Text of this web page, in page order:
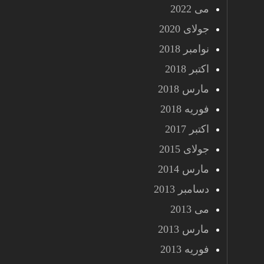
می 2022
جولای 2020
نوامبر 2018
اکتبر 2018
مارس 2018
فوریه 2018
اکتبر 2017
جولای 2015
مارس 2014
دسامبر 2013
می 2013
مارس 2013
فوریه 2013